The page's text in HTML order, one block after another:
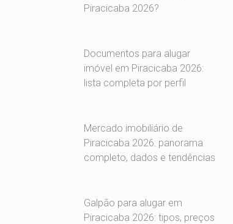
Piracicaba 2026?
Documentos para alugar
imóvel em Piracicaba 2026:
lista completa por perfil
Mercado imobiliário de
Piracicaba 2026: panorama
completo, dados e tendências
Galpão para alugar em
Piracicaba 2026: tipos, preços